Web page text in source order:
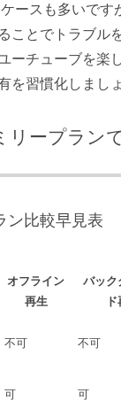
ースも多いです
ことでトラブル
ーチューブを楽
を習慣化しましょ
リープラン
ン比較早見表
オフライン
再生
バック
不可 不可
可 可